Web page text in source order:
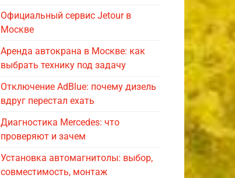
Официальный сервис Jetour в
Москве
Аренда автокрана в Москве: как
выбрать технику под задачу
Отключение AdBlue: почему дизель
вдруг перестал ехать
Диагностика Mercedes: что
проверяют и зачем
Установка автомагнитолы: выбор,
совместимость, монтаж